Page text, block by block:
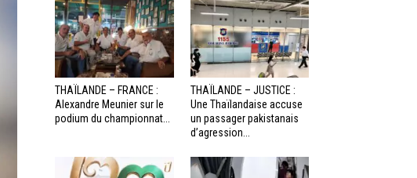
THAÏLANDE – FRANCE :
Alexandre Meunier sur le
podium du championnat...
THAÏLANDE – JUSTICE :
Une Thaïlandaise accuse
un passager pakistanais
d’agression...